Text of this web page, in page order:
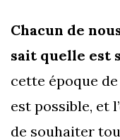
Chacun de
sait quelle est
cette époque
est possible, et
de souhaiter